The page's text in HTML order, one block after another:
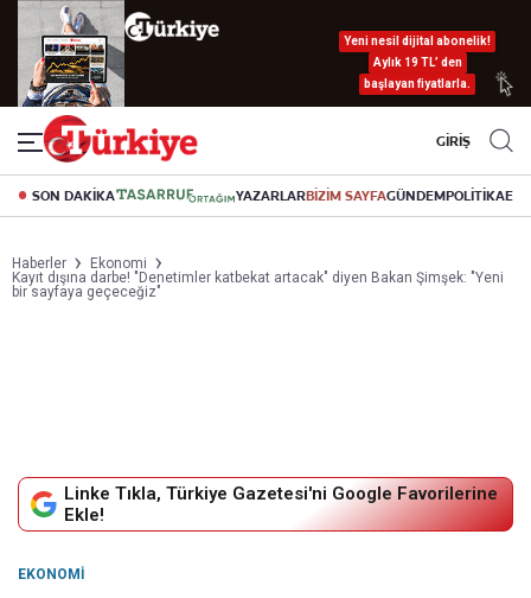
Yeni nesil dijital abonelik!
Aylık 19 TL’ den
başlayan fiyatlarla.
GİRİŞ
SON DAKİKA YAZARLARBİZİM SAYFAGÜNDEMPOLİTİKA
Haberler
Ekonomi
Kayıt dışına darbe! "Denetimler katbekat artacak" diyen Bakan Şimşek: "Yeni
bir sayfaya geçeceğiz"
Linke Tıkla, Türkiye Gazetesi'ni Google Favorilerine
Ekle!
EKONOMI